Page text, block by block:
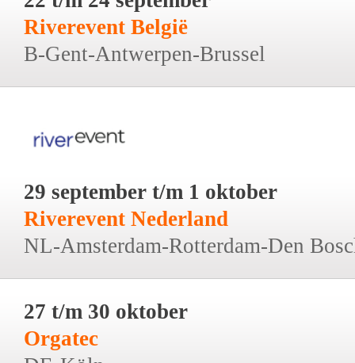
Riverevent België
B-Gent-Antwerpen-Brussel
29 september t/m 1 oktober
Riverevent Nederland
NL-Amsterdam-Rotterdam-Den
27 t/m 30 oktober
Orgatec